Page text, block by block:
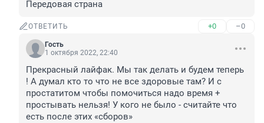
Передовая страна
ОТВЕТИТЬ +0 –0
Гость
1 октября 2022, 22:40
Прекрасный лайфак. Мы так делать и будем теперь
! А думал кто то что не все здоровые там? И с
простатитом чтобы помочиться надо время +
простывать нельзя! У кого не было - считайте что
есть после этих «сборов»